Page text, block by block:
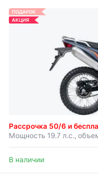
ПОДАРОК
АКЦИЯ
Рассрочка 50/6 и
Мощность 19.7 л.с.,
В наличии